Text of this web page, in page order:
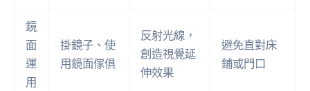
鏡
面
運
用
掛鏡子、使
用鏡面傢俱
反射光線，
創造視覺延
伸效果
避免直對床
鋪或門口